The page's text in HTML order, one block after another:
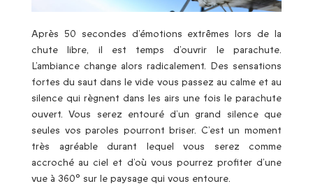
Après 50 secondes d’émotions extrêmes lors de la
chute libre, il est temps d’ouvrir le parachute.
L’ambiance change alors radicalement. Des sensations
fortes du saut dans le vide vous passez au calme et au
silence qui règnent dans les airs une fois le parachute
ouvert. Vous serez entouré d’un grand silence que
seules vos paroles pourront briser. C’est un moment
très agréable durant lequel vous serez comme
accroché au ciel et d’où vous pourrez profiter d’une
vue à 360° sur le paysage qui vous entoure.